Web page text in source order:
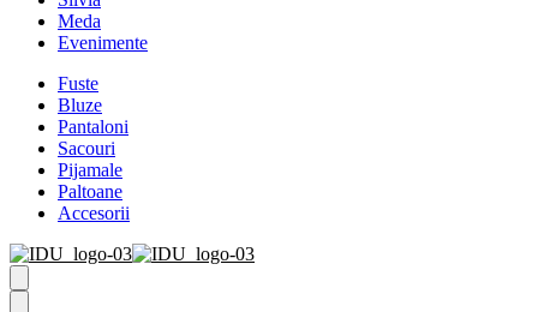
Meda
Evenimente
Fuste
Bluze
Pantaloni
Sacouri
Pijamale
Paltoane
Accesorii